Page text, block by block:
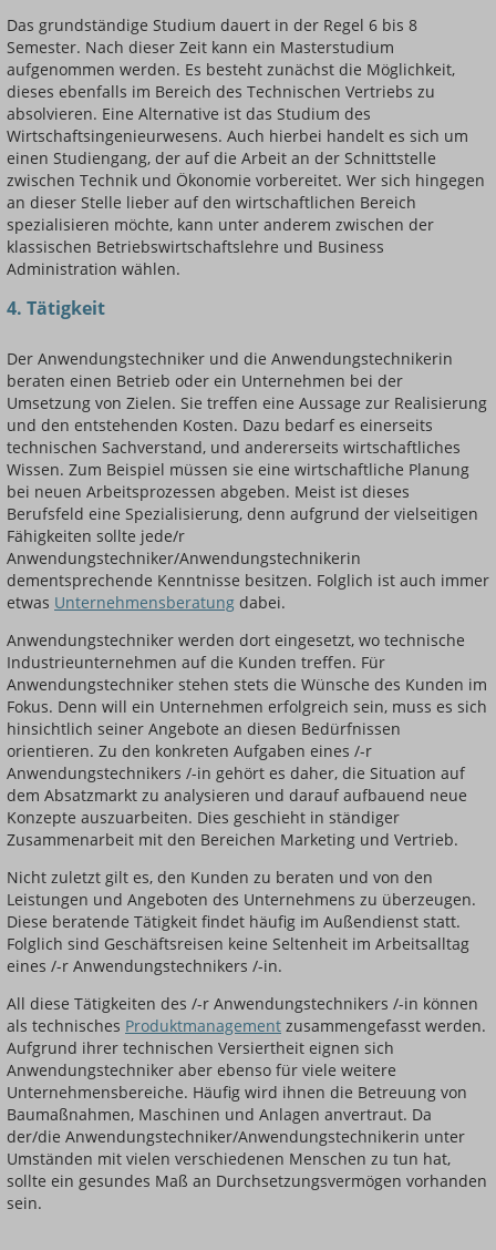
Das grundständige Studium dauert in der Regel 6 bis 8
Semester. Nach dieser Zeit kann ein Masterstudium
aufgenommen werden. Es besteht zunächst die Möglichkeit,
dieses ebenfalls im Bereich des Technischen Vertriebs zu
absolvieren. Eine Alternative ist das Studium des
Wirtschaftsingenieurwesens. Auch hierbei handelt es sich um
einen Studiengang, der auf die Arbeit an der Schnittstelle
zwischen Technik und Ökonomie vorbereitet. Wer sich hingegen
an dieser Stelle lieber auf den wirtschaftlichen Bereich
spezialisieren möchte, kann unter anderem zwischen der
klassischen Betriebswirtschaftslehre und Business
Administration wählen.
4. Tätigkeit
Der Anwendungstechniker und die Anwendungstechnikerin
beraten einen Betrieb oder ein Unternehmen bei der
Umsetzung von Zielen. Sie treffen eine Aussage zur Realisierung
und den entstehenden Kosten. Dazu bedarf es einerseits
technischen Sachverstand, und andererseits wirtschaftliches
Wissen. Zum Beispiel müssen sie eine wirtschaftliche Planung
bei neuen Arbeitsprozessen abgeben. Meist ist dieses
Berufsfeld eine Spezialisierung, denn aufgrund der vielseitigen
Fähigkeiten sollte jede/r
Anwendungstechniker/Anwendungstechnikerin
dementsprechende Kenntnisse besitzen. Folglich ist auch immer
etwas Unternehmensberatung dabei.
Anwendungstechniker werden dort eingesetzt, wo technische
Industrieunternehmen auf die Kunden treffen. Für
Anwendungstechniker stehen stets die Wünsche des Kunden im
Fokus. Denn will ein Unternehmen erfolgreich sein, muss es sich
hinsichtlich seiner Angebote an diesen Bedürfnissen
orientieren. Zu den konkreten Aufgaben eines /-r
Anwendungstechnikers /-in gehört es daher, die Situation auf
dem Absatzmarkt zu analysieren und darauf aufbauend neue
Konzepte auszuarbeiten. Dies geschieht in ständiger
Zusammenarbeit mit den Bereichen Marketing und Vertrieb.
Nicht zuletzt gilt es, den Kunden zu beraten und von den
Leistungen und Angeboten des Unternehmens zu überzeugen.
Diese beratende Tätigkeit findet häufig im Außendienst statt.
Folglich sind Geschäftsreisen keine Seltenheit im Arbeitsalltag
eines /-r Anwendungstechnikers /-in.
All diese Tätigkeiten des /-r Anwendungstechnikers /-in können
als technisches Produktmanagement zusammengefasst werden.
Aufgrund ihrer technischen Versiertheit eignen sich
Anwendungstechniker aber ebenso für viele weitere
Unternehmensbereiche. Häufig wird ihnen die Betreuung von
Baumaßnahmen, Maschinen und Anlagen anvertraut. Da
der/die Anwendungstechniker/Anwendungstechnikerin unter
Umständen mit vielen verschiedenen Menschen zu tun hat,
sollte ein gesundes Maß an Durchsetzungsvermögen vorhanden
sein.